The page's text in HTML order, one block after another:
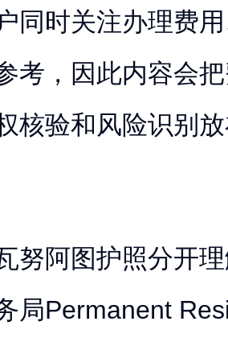
同时关注办理费
考，因此内容会把
核验和风险识别
努阿图护照分开
局Permanent